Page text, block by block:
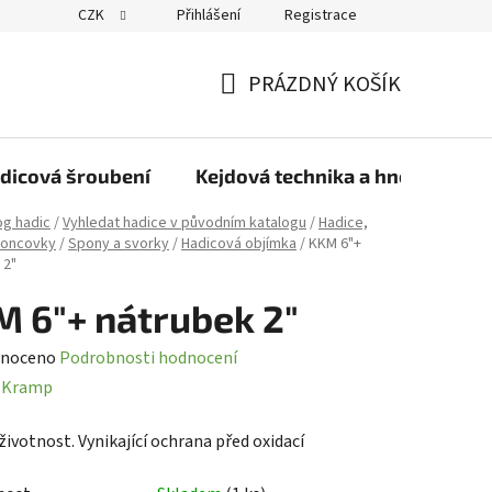
CZK Přihlášení Registrace
KOŠÍK
PRÁZDNÝ KOŠÍK
šroubení Kejdová technika a hnojiva
hadic/Vyhledat hadice v původním katalogu/Hadice,
/Spony a svorky/Hadicová objímka/KKM 6"+
6"+ nátrubek 2"
Podrobnosti hodnocení
Kramp
Vynikající ochrana před oxidací